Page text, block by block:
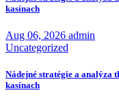
kasínach
Aug 06, 2026 admin
Uncategorized
Nádejné stratégie a analýza
kasínach